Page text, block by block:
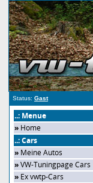
Status: Gast
..: Menue
» Home
..: Cars
» Meine Autos
»VW-Tuningpage Cars
» Ex vwtp-Cars